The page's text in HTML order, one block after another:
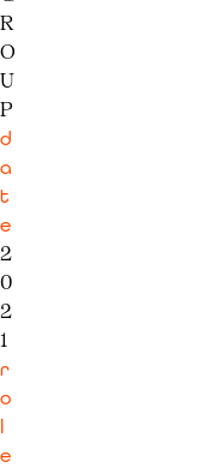
R
O
U
P
d
a
t
e
2
0
2
1
r
o
l
e